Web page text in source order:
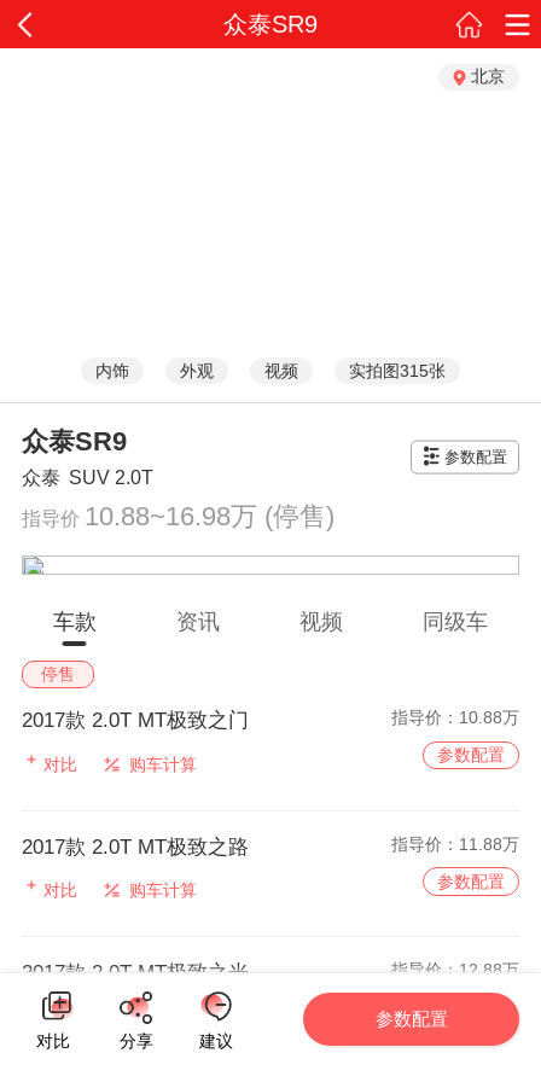
众泰SR9
北京
内饰 外观 视频 实拍图315张
众泰SR9
众泰 SUV 2.0T
参数配置
指导价 10.88~16.98万 (停售)
车款 资讯 视频 同级车
停售
2017款 2.0T MT极致之门 指导价： 10.88万
对比 购车计算 参数配置
2017款 2.0T MT极致之路 指导价： 11.88万
对比 购车计算 参数配置
2017款 2.0T MT极致之光 指导价： 12.88万
对比 购车计算
参数配置
对比
分享 建议
参数配置